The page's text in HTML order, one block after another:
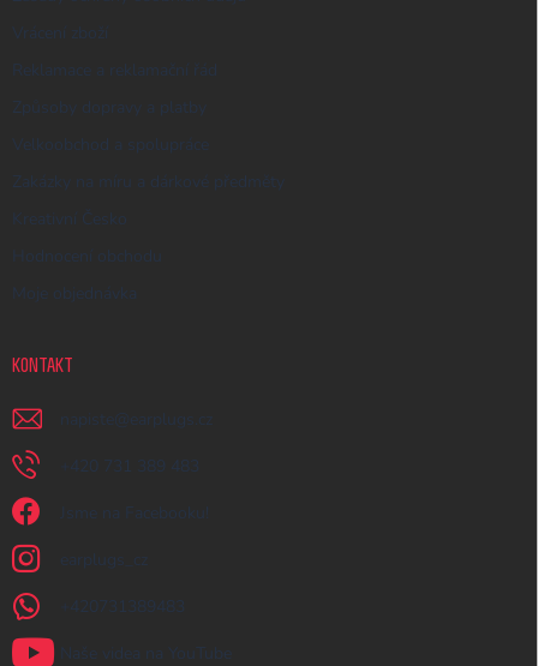
Vrácení zboží
Reklamace a reklamační řád
Způsoby dopravy a platby
Velkoobchod a spolupráce
Zakázky na míru a dárkové předměty
Kreativní Česko
Hodnocení obchodu
Moje objednávka
KONTAKT
napiste @ earplugs.cz
+420 731 389 483
Jsme na Facebooku!
earplugs_cz
+420731389483
Naše videa na YouTube